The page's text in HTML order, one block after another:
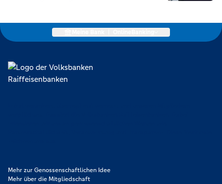
Mehr zur Genossenschaftlichen Idee
Mehr über die Mitgliedschaft